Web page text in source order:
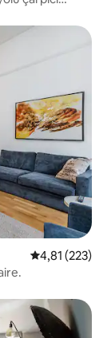
5 üzerinden
4,81 (223)